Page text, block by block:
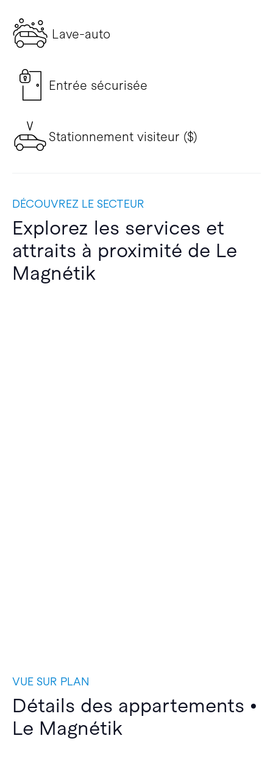
Lave-auto
Entrée sécurisée
Stationnement visiteur ($)
DÉCOUVREZ LE SECTEUR
Explorez les services et
attraits à proximité de Le
Magnétik
VUE SUR PLAN
Détails des appartements •
Le Magnétik